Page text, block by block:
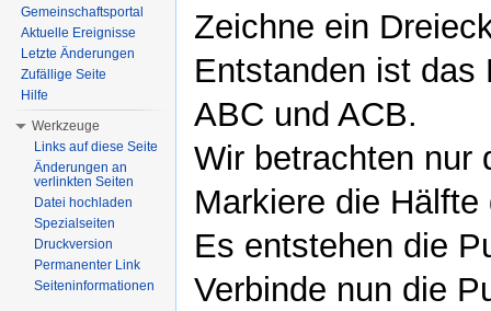
Zeichne ein
Entstanden ist das
ABC und ACB.
Wir betrachten nur
Markiere die
Es entstehen die
Verbinde nun die
Gemeinschaftsportal
Aktuelle Ereignisse
Letzte Änderungen
Zufällige Seite
Hilfe
Werkzeuge
Links auf diese Seite
Änderungen an
verlinkten Seiten
Datei hochladen
Spezialseiten
Druckversion
Permanenter Link
Seiteninformationen